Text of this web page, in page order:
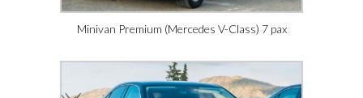
Minivan Premium (Mercedes V-Class) 7 pax